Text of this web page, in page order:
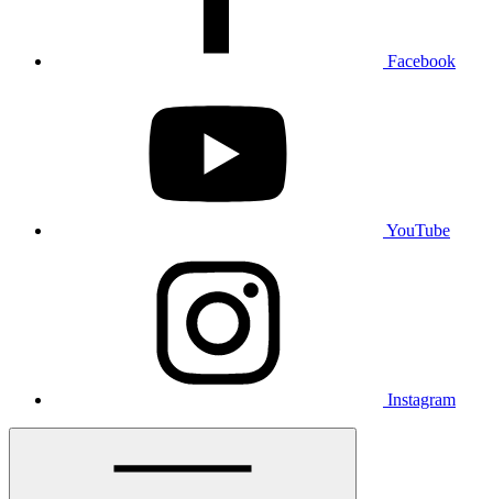
Facebook
YouTube
Instagram